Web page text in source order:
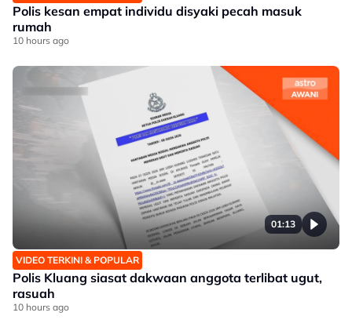
Polis kesan empat individu disyaki pecah masuk
rumah
10 hours ago
01:13
VIDEO TERKINI & POPULAR
Polis Kluang siasat dakwaan anggota terlibat ugut,
rasuah
10 hours ago